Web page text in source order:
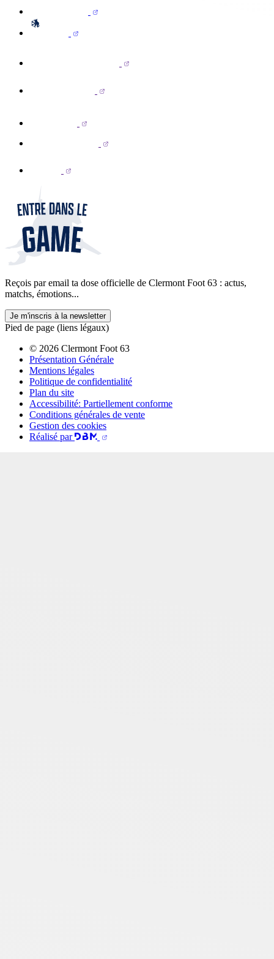
Reçois par email ta dose officielle de Clermont Foot 63 : actus,
matchs, émotions...
Je m'inscris à la newsletter
Pied de page (liens légaux)
© 2026 Clermont Foot 63
Présentation Générale
Mentions légales
Politique de confidentialité
Plan du site
Accessibilité: Partiellement conforme
Conditions générales de vente
Gestion des cookies
Réalisé par